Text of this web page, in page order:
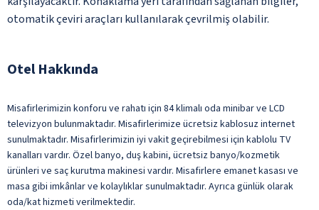
otomatik çeviri araçları kullanılarak çevrilmiş olabilir.
Otel Hakkında
Misafirlerimizin konforu ve rahatı için 84 klimalı oda minibar ve LCD
televizyon bulunmaktadır. Misafirlerimize ücretsiz kablosuz internet
sunulmaktadır. Misafirlerimizin iyi vakit geçirebilmesi için kablolu TV
kanalları vardır. Özel banyo, duş kabini, ücretsiz banyo/kozmetik
ürünleri ve saç kurutma makinesi vardır. Misafirlere emanet kasası ve
masa gibi imkânlar ve kolaylıklar sunulmaktadır. Ayrıca günlük olarak
oda/kat hizmeti verilmektedir.